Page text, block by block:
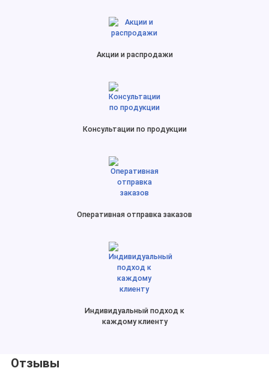
Акции и распродажи
Консультации по продукции
Оперативная отправка заказов
Индивидуальный подход к
каждому клиенту
Отзывы